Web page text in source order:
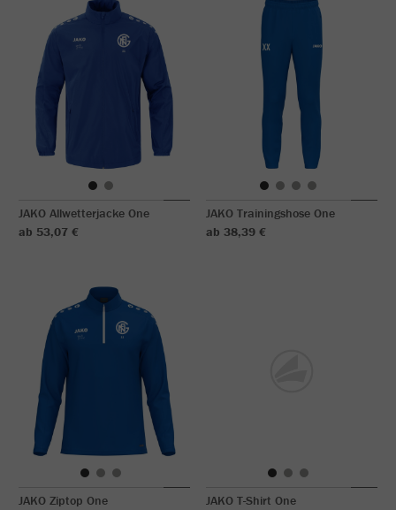
JAKO Allwetterjacke One
ab 53,07 €
JAKO Trainingshose One
ab 38,39 €
JAKO Ziptop One
JAKO T-Shirt One